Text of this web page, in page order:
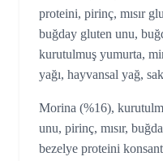
proteini, pirinç, mısır
buğday gluten unu,
kurutulmuş yumurta,
yağı, hayvansal yağ,
Morina (%16),
unu, pirinç, mısır,
bezelye proteini